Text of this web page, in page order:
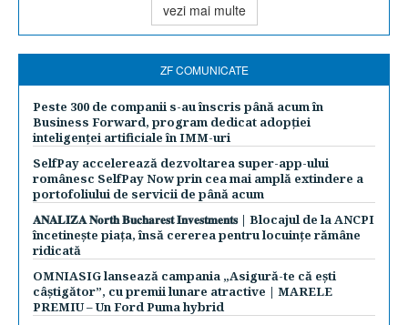
vezi mai multe
ZF COMUNICATE
Peste 300 de companii s-au înscris până acum în
Business Forward, program dedicat adopției
inteligenței artificiale în IMM-uri
SelfPay accelerează dezvoltarea super-app-ului
românesc SelfPay Now prin cea mai amplă extindere a
portofoliului de servicii de până acum
𝐀𝐍𝐀𝐋𝐈𝐙𝐀 𝐍𝐨𝐫𝐭𝐡 𝐁𝐮𝐜𝐡𝐚𝐫𝐞𝐬𝐭 𝐈𝐧𝐯𝐞𝐬𝐭𝐦𝐞𝐧𝐭𝐬 | Blocajul de la ANCPI
încetinește piața, însă cererea pentru locuințe rămâne
ridicată
OMNIASIG lansează campania „Asigură-te că ești
câștigător”, cu premii lunare atractive | MARELE
PREMIU – Un Ford Puma hybrid